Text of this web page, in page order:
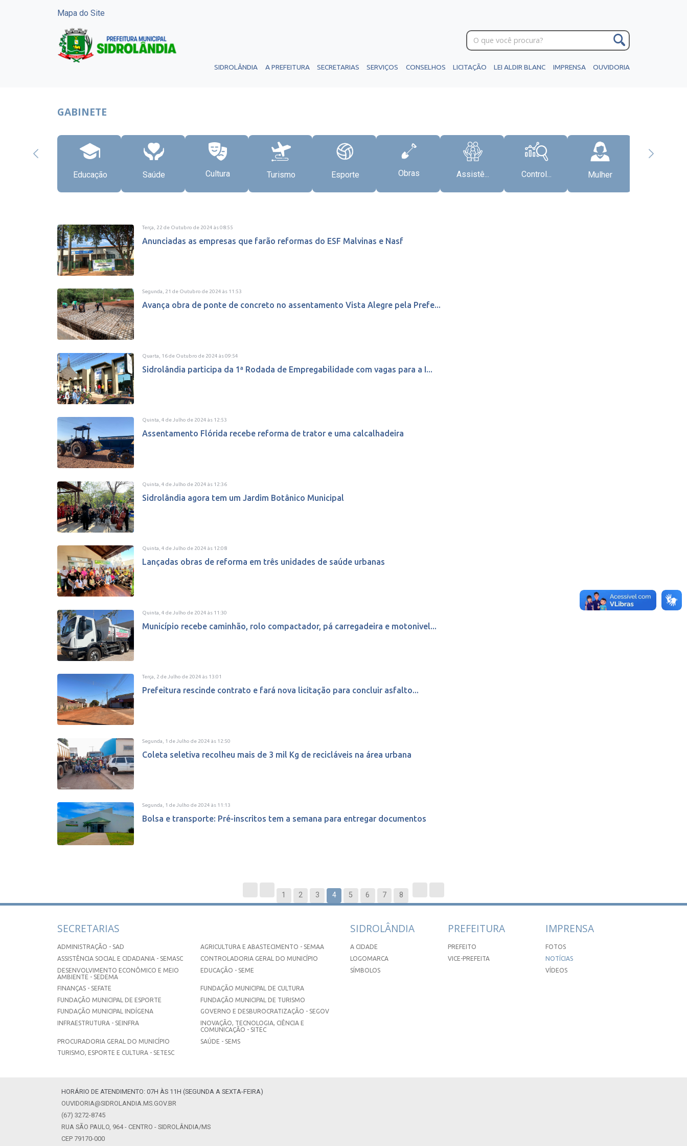
Mapa do Site
SIDROLÂNDIA A PREFEITURA SECRETARIAS SERVIÇOS CONSELHOS LICITAÇÃO LEI ALDIR BLANC IMPRENSA OUVIDORIA
GABINETE
Educação Saúde Cultura Turismo Esporte Obras Assistê... Control... Mulher
Terça, 22 de Outubro de 2024 às08:55
Anunciadas as empresas que farão reformas do ESF Malvinas e Nasf
Segunda, 21 de Outubro de 2024 às 11:53
Avança obra de ponte de concreto no assentamento Vista Alegre pela Prefe...
Quarta, 16 de Outubro de 2024 às09:54
Sidrolândia participa da 1ª Rodada de Empregabilidade com vagas para a I...
Quinta, 4 de Julho de 2024 às 12:53
Assentamento Flórida recebe reforma de trator e uma calcalhadeira
Quinta, 4 de Julho de 2024 às 12:36
Sidrolândia agora tem um Jardim Botânico Municipal
Quinta, 4 de Julho de 2024 às 12:08
Lançadas obras de reforma em três unidades de saúde urbanas
Quinta, 4 de Julho de 2024 às 11:30
Município recebe caminhão, rolo compactador, pá carregadeira e motonivel...
Terça, 2 de Julho de 2024 às 13:01
Prefeitura rescinde contrato e fará nova licitação para concluir asfalto...
Segunda, 1 de Julho de 2024 às 12:50
Coleta seletiva recolheu mais de 3 mil Kg de recicláveis na área urbana
Segunda, 1 de Julho de 2024 às 11:13
Bolsa e transporte: Pré-inscritos tem a semana para entregar documentos
1 2 3 4 5 6 7 8
SECRETARIAS
ADMINISTRAÇÃO - SAD
AGRICULTURA E ABASTECIMENTO - SEMAA
ASSISTÊNCIA SOCIAL E CIDADANIA - SEMASC
CONTROLADORIA GERAL DO MUNICÍPIO
DESENVOLVIMENTO ECONÔMICO E MEIO
AMBIENTE - SEDEMA
EDUCAÇÃO - SEME
FINANÇAS - SEFATE
FUNDAÇÃO MUNICIPAL DE CULTURA
FUNDAÇÃO MUNICIPAL DE ESPORTE
FUNDAÇÃO MUNICIPAL DE TURISMO
FUNDAÇÃO MUNICIPAL INDÍGENA
GOVERNO E DESBUROCRATIZAÇÃO - SEGOV
INFRAESTRUTURA - SEINFRA
INOVAÇÃO, TECNOLOGIA, CIÊNCIA E
COMUNICAÇÃO - SITEC
PROCURADORIA GERAL DO MUNICÍPIO
SAÚDE - SEMS
TURISMO, ESPORTE E CULTURA - SETESC
SIDROLÂNDIA
A CIDADE
LOGOMARCA
SÍMBOLOS
PREFEITURA
PREFEITO
VICE-PREFEITA
IMPRENSA
FOTOS
NOTÍCIAS
VÍDEOS
HORÁRIO DE ATENDIMENTO: 07H ÀS 11H (SEGUNDA A SEXTA-FEIRA)
OUVIDORIA@SIDROLANDIA.MS.GOV.BR
(67) 3272-8745
RUA SÃO PAULO, 964 - CENTRO - SIDROLÂNDIA/MS
CEP 79170-000